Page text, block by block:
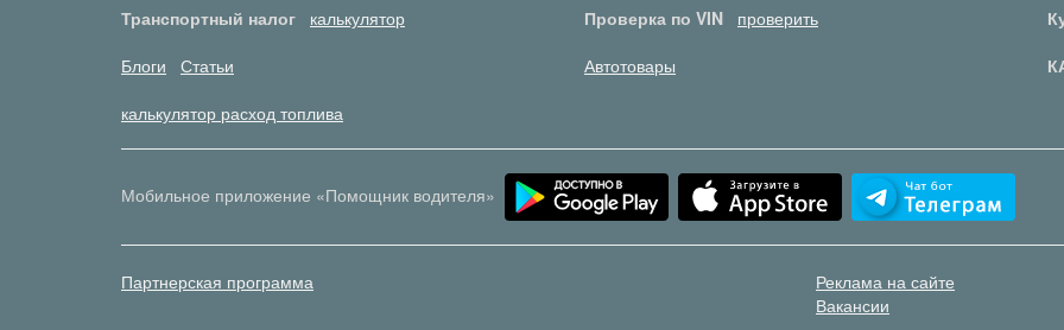
Транспортный налог
калькулятор Проверка по VIN проверить
Блоги
Статьи Автотовары
калькулятор расход топлива
Мобильное приложение «Помощник водителя»
Партнерская программа
Реклама на сайте
Вакансии